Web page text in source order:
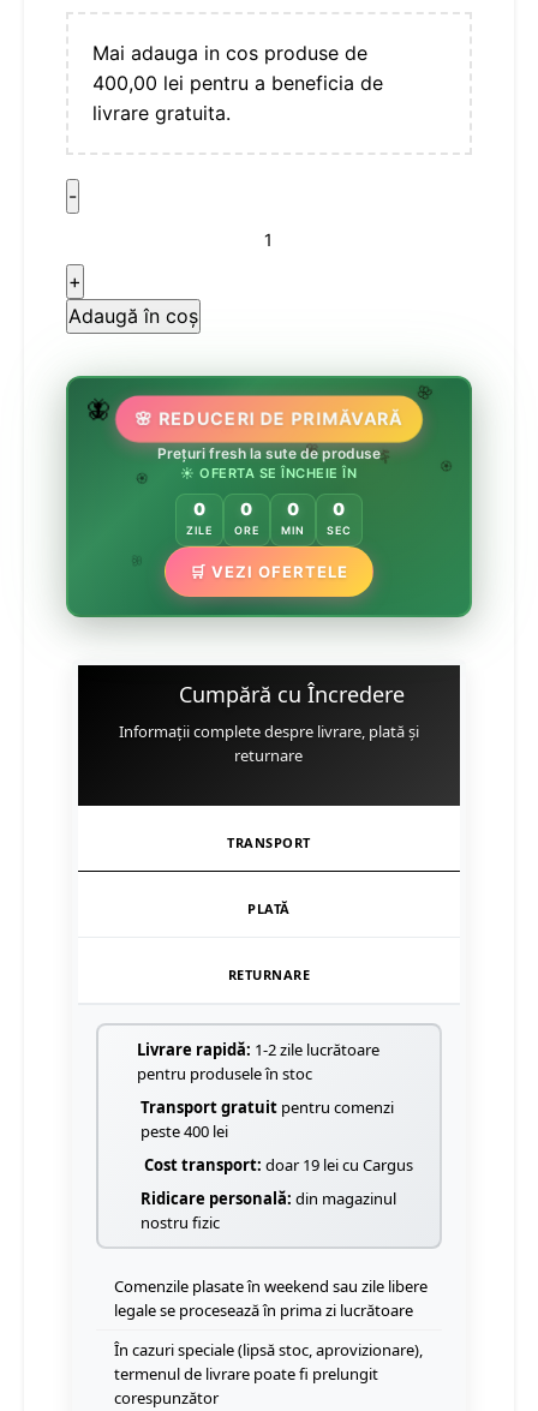
Mai adauga in cos produse de
400,00 lei pentru a beneficia de
livrare gratuita.
Adaugă în coș
🌸
🌿
🌸 🌿
🌸
🌷
🦋 🌸 REDUCERI DE PRIMĂVARĂ
Prețuri fresh la sute de produse
☀️ OFERTA SE ÎNCHEIE ÎN
0
ZILE
0
ORE
0
MIN
0
SEC
🛒 VEZI OFERTELE
Cumpără cu Încredere
Informații complete despre livrare, plată și
returnare
TRANSPORT
PLATĂ
RETURNARE
Livrare rapidă: 1-2 zile lucrătoare
pentru produsele în stoc
Transport gratuitpentru comenzi
peste 400 lei
Cost transport: doar 19 lei cu Cargus
Ridicare personală: din magazinul
nostru fizic
Comenzile plasate în weekend sau zile libere
legale se procesează în prima zi lucrătoare
În cazuri speciale (lipsă stoc, aprovizionare),
termenul de livrare poate fi prelungit
corespunzător